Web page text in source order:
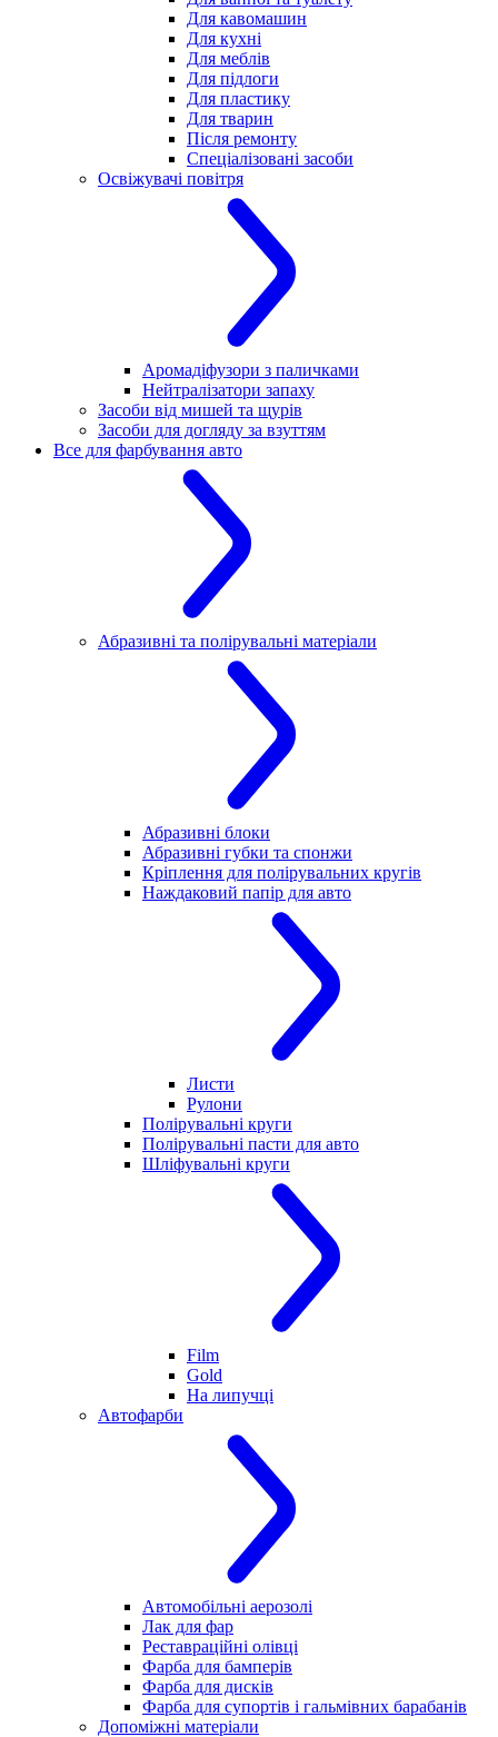
Для кавомашин
Для кухні
Для меблів
Для підлоги
Для пластику
Для тварин
Після ремонту
Спеціалізовані засоби
Освіжувачі повітря
Аромадіфузори з паличками
Нейтралізатори запаху
Засоби від мишей та щурів
Засоби для догляду за взуттям
Все для фарбування авто
Абразивні та полірувальні матеріали
Абразивні блоки
Абразивні губки та спонжи
Кріплення для полірувальних кругів
Наждаковий папір для авто
Листи
Рулони
Полірувальні круги
Полірувальні пасти для авто
Шліфувальні круги
Film
Gold
На липучці
Автофарби
Автомобільні аерозолі
Лак для фар
Реставраційні олівці
Фарба для бамперів
Фарба для дисків
Фарба для супортів і гальмівних барабанів
Допоміжні матеріали